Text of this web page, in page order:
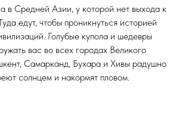
в Средней Азии, у которой нет выхода к
едут, чтобы проникнуться историей
Голубые купола и шедевры
вас во всех городах Великого
Самарканд, Бухара и Хивы радушно
солнцем и накормят пловом.